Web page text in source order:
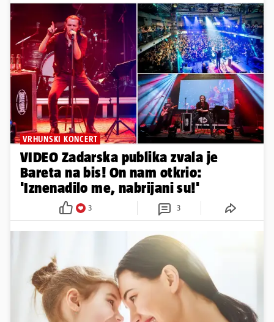
VRHUNSKI KONCERT
VIDEO Zadarska publika zvala je
Bareta na bis! On nam otkrio:
'Iznenadilo me, nabrijani su!'
3 3